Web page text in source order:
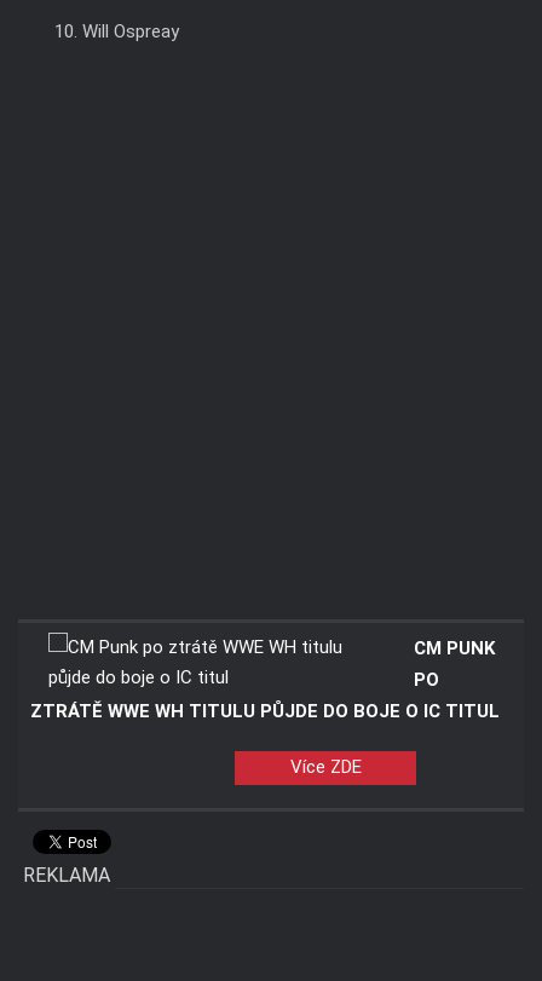
10. Will Ospreay
CM PUNK
PO
ZTRÁTĚ WWE WH TITULU PŮJDE DO BOJE O IC TITUL
Více ZDE
REKLAMA